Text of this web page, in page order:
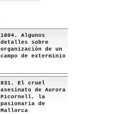
1804. Algunos
detalles sobre
organización de un
campo de exterminio
831. El cruel
asesinato de Aurora
Picornell, la
pasionaria de
Mallorca